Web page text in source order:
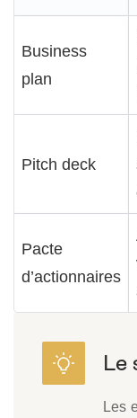
Business
plan
Pitch deck
Pacte
d’actionnaires
Les